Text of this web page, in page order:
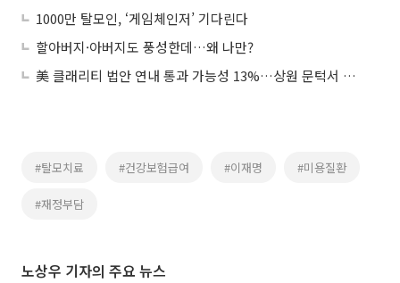
1000만 탈모인, ‘게임체인저’ 기다린다
할아버지·아버지도 풍성한데…왜 나만?
美 클래리티 법안 연내 통과 가능성 13%…상원 문턱서 제동
#탈모치료 #건강보험급여 #이재명 #미용질환
#재정부담
노상우 기자의 주요 뉴스